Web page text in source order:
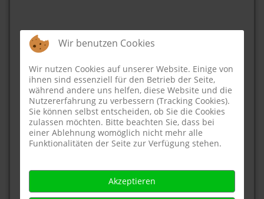
Wir benutzen Cookies
Wir nutzen Cookies auf unserer Website. Einige von
ihnen sind essenziell für den Betrieb der Seite,
während andere uns helfen, diese Website und die
Nutzererfahrung zu verbessern (Tracking Cookies).
Sie können selbst entscheiden, ob Sie die Cookies
zulassen möchten. Bitte beachten Sie, dass bei
einer Ablehnung womöglich nicht mehr alle
Funktionalitäten der Seite zur Verfügung stehen.
Akzeptieren